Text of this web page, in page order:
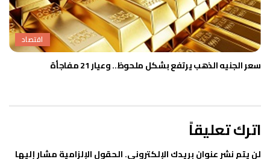
اقتصاد
سعر الجنيه الذهب يرتفع بشكل ملحوظ.. وعيار 21 مفاجأة
اترك تعليقاً
لن يتم نشر عنوان بريدك الإلكتروني.الحقول الإلزامية مشار إليها